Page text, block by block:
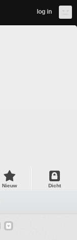
log in
Nieuw Dicht